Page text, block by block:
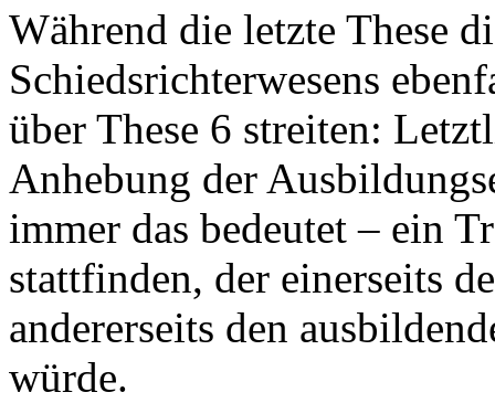
Während die letzte These
Schiedsrichterwesens
über These 6 streiten:
Anhebung der
immer das bedeutet – ein
stattfinden, der einerseits
andererseits den
würde.